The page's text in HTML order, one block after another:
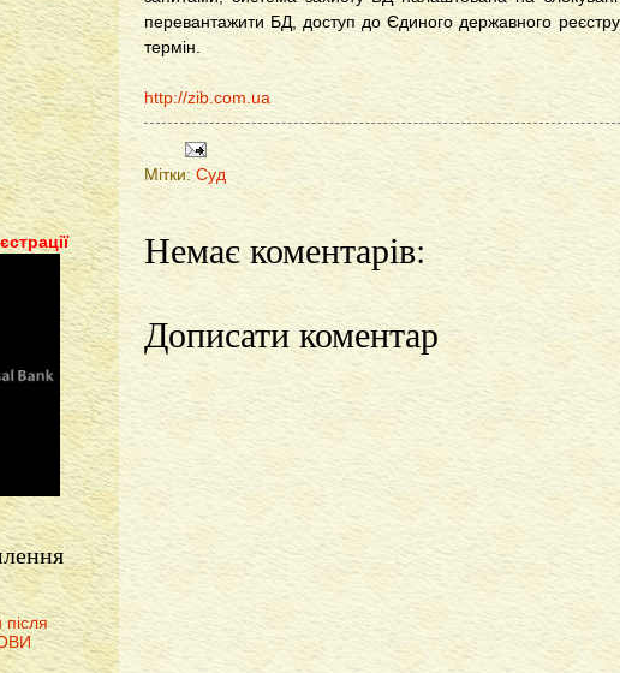
перевантажити БД, доступ до Єдиного державного
термін.
http://zib.com.ua
Мітки: Суд
Немає коментарів:
Дописати коментар